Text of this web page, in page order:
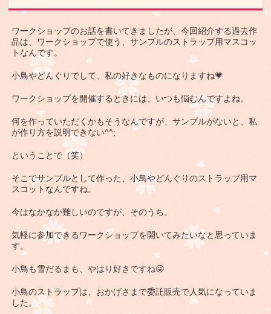
ワークショップのお話を書いてきましたが、今回紹介する過去作
品は、ワークショップで使う、サンプルのストラップ用マスコッ
トなんです。
小鳥やどんぐりでして、私の好きなものになりますね💗
ワークショップを開催するときには、いつも悩むんですよね。
何を作っていただくかもそうなんですが、サンプルがないと、私
が作り方を説明できない^^;
ということで（笑）
そこでサンプルとして作った、小鳥やどんぐりのストラップ用マ
スコットなんですね。
今はなかなか難しいのですが、そのうち。
気軽に参加できるワークショップを開いてみたいなと思っていま
す。
小鳥も雪だるまも、やはり好きですね😜
小鳥のストラップは、おかげさまで委託販売で人気になっていま
した。